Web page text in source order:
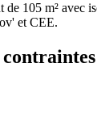
de 105 m² avec
et CEE.